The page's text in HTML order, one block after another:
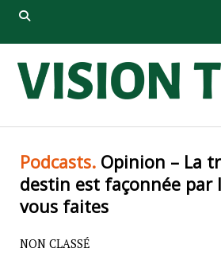
Podcasts.Opinion – La
destin est façonnée par
vous faites
NON CLASSÉ